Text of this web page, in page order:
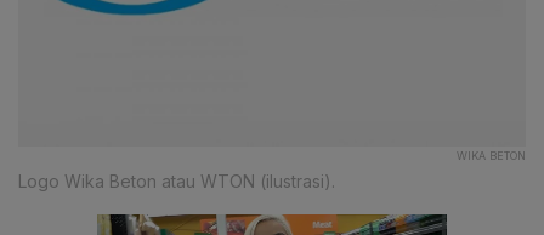
WIKA BETON
Logo Wika Beton atau WTON (ilustrasi).